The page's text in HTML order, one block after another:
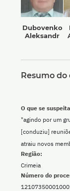
Dubovenko
Aleksandr
Resumo do
Região:
Crimeia
O que se
"agindo por um
[conduziu]
atraiu novos
Número do